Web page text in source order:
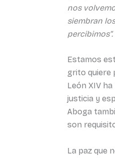
nos
siembran
percibimos”.
Estamos
grito quiere
León XIV
justicia y
Aboga
son
La paz que